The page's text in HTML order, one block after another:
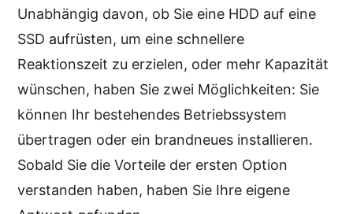
Unabhängig davon, ob Sie eine HDD auf eine
SSD aufrüsten, um eine schnellere
Reaktionszeit zu erzielen, oder mehr Kapazität
wünschen, haben Sie zwei Möglichkeiten: Sie
können Ihr bestehendes Betriebssystem
übertragen oder ein brandneues installieren.
Sobald Sie die Vorteile der ersten Option
verstanden haben, haben Sie Ihre eigene